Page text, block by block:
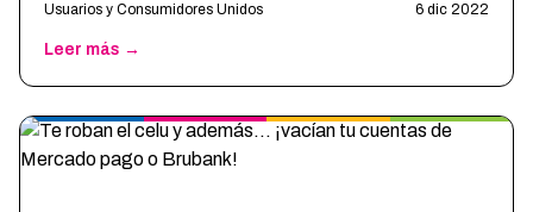
Usuarios y Consumidores Unidos 6 dic 2022
Leer más →